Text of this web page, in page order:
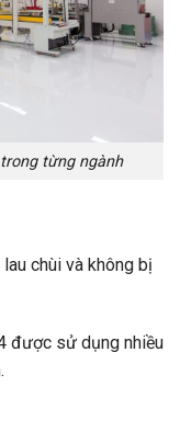
từng ngành
chùi và không bị
được sử dụng nhiều